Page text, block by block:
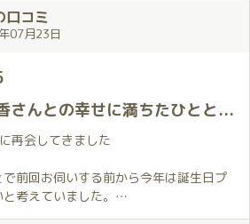
てもらっているような気持ちになり、
ました。
レスに着替えてくれたのも印象的でし
数日前、ドレス姿の写真を見て「浴衣
ったのを彼女が察してくれたのかもし
たその気遣いがとても嬉しく何気ない
届く優しさでした。
レスは先ほどまでの和の癒しとはまた
短いから、会えない期間も我慢できる
が思った以上に苦行でした😖
をし、配信日以外は前回もらったアク
々でした。
が長かった😖
へ🚋
💕
コミ
07月23日
浴衣姿の可愛い穂香さんとの幸せに満ちたひとときでした
再会してきました
前回お伺いする前から今年は誕生日プ
考えていました。
めることが難しくて最終的にはギフト